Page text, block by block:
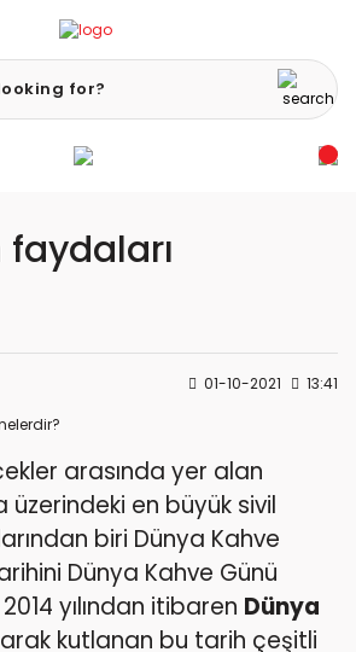
01-10-2021 13:41
arasında yer alan
üzerindeki en büyük sivil
biri Dünya Kahve
Dünya Kahve Günü
yılından itibaren Dünya
kutlanan bu tarih çeşitli